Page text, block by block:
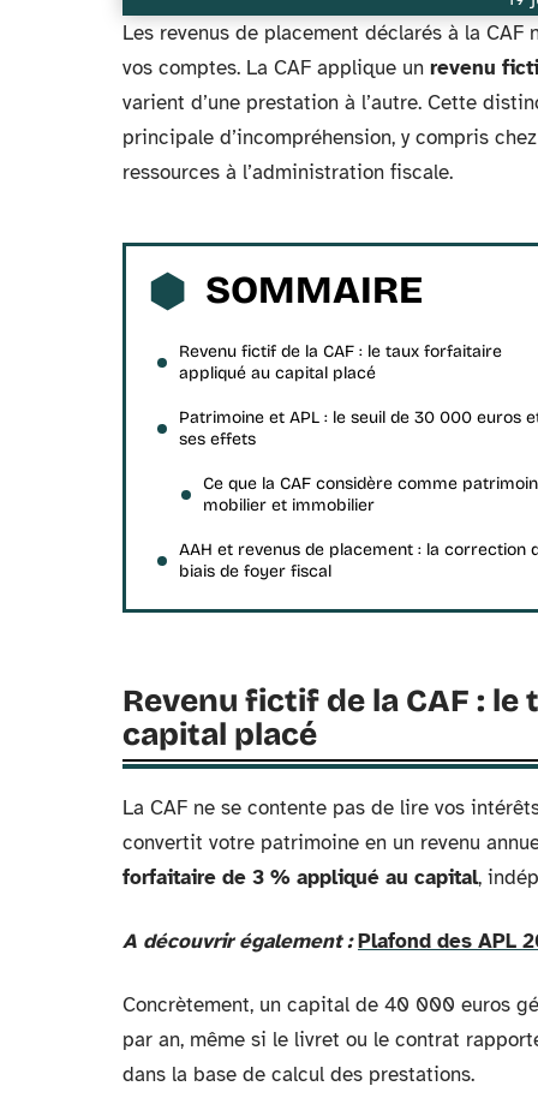
Les revenus de placement déclarés à la
vos comptes. La CAF applique un revenu
varient d’une prestation à l’autre. Cette
principale d’incompréhension, y compris
ressources à l’administration fiscale.
SOMMAIRE
Revenu fictif de la CAF : le taux forfaitaire
appliqué au capital placé
Patrimoine et APL : le seuil de 30 000 euros
ses effets
Ce que la CAF considère comme
mobilier et immobilier
AAH et revenus de placement : la correction
biais de foyer fiscal
Revenu fictif de la CAF :
capital placé
La CAF ne se contente pas de lire vos
convertit votre patrimoine en un revenu
forfaitaire de 3 % appliqué au capital,
A découvrir également : Plafond des APL
Concrètement, un capital de 40 000 euros
par an, même si le livret ou le contrat
dans la base de calcul des prestations.